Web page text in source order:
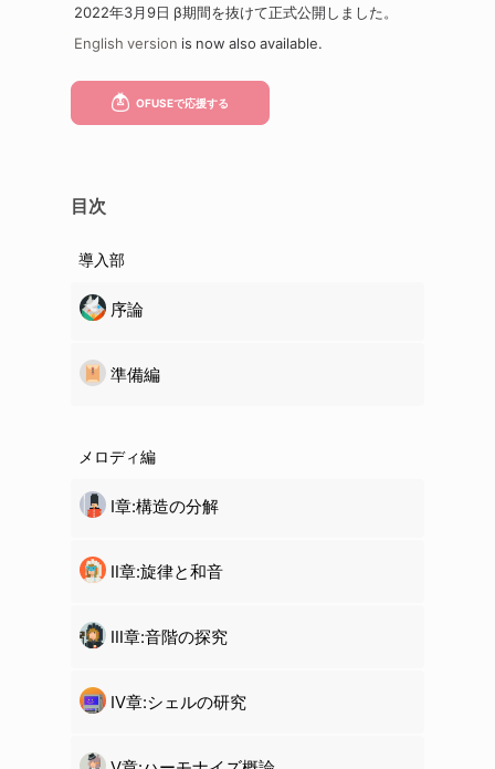
2022年3月9日 β期間を抜けて正式公開しました。
English version is now also available.
目次
導入部
序論
準備編
メロディ編
Ⅰ章:構造の分解
Ⅱ章:旋律と和音
Ⅲ章:音階の探究
Ⅳ章:シェルの研究